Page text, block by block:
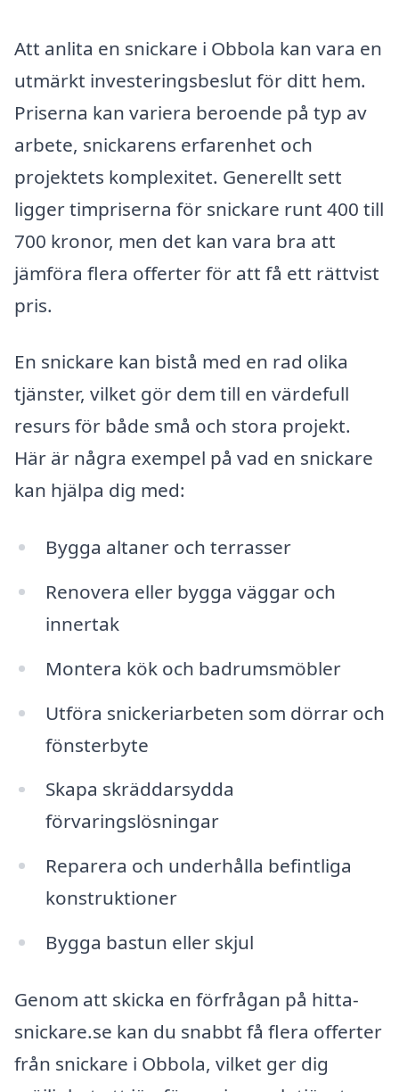
Att anlita en snickare i Obbola kan vara en
utmärkt investeringsbeslut för ditt hem.
Priserna kan variera beroende på typ av
arbete, snickarens erfarenhet och
projektets komplexitet. Generellt sett
ligger timpriserna för snickare runt 400 till
700 kronor, men det kan vara bra att
jämföra flera offerter för att få ett rättvist
pris.
En snickare kan bistå med en rad olika
tjänster, vilket gör dem till en värdefull
resurs för både små och stora projekt.
Här är några exempel på vad en snickare
kan hjälpa dig med:
Bygga altaner och terrasser
Renovera eller bygga väggar och
innertak
Montera kök och badrumsmöbler
Utföra snickeriarbeten som dörrar och
fönsterbyte
Skapa skräddarsydda
förvaringslösningar
Reparera och underhålla befintliga
konstruktioner
Bygga bastun eller skjul
Genom att skicka en förfrågan på hitta-
snickare.se kan du snabbt få flera offerter
från snickare i Obbola, vilket ger dig